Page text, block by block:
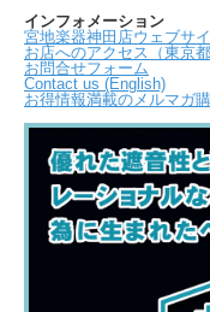
インフォメーション
宮地楽器神田店ウェブサ
お店へのアクセス（東京
お問合せフォーム
Contact us (English)
お得情報満載のメルマガ